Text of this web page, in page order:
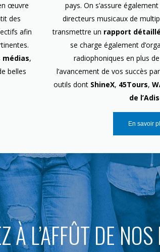
œuvre
des
afin
,
belles
pays. On s’assure
directeurs musicaux de
transmettre un rapport
se charge également
radiophoniques en plus
l’avancement de vos succès
outils dont ShineX, 45Tours,
de
En savoir
À L’AFFÛT DE